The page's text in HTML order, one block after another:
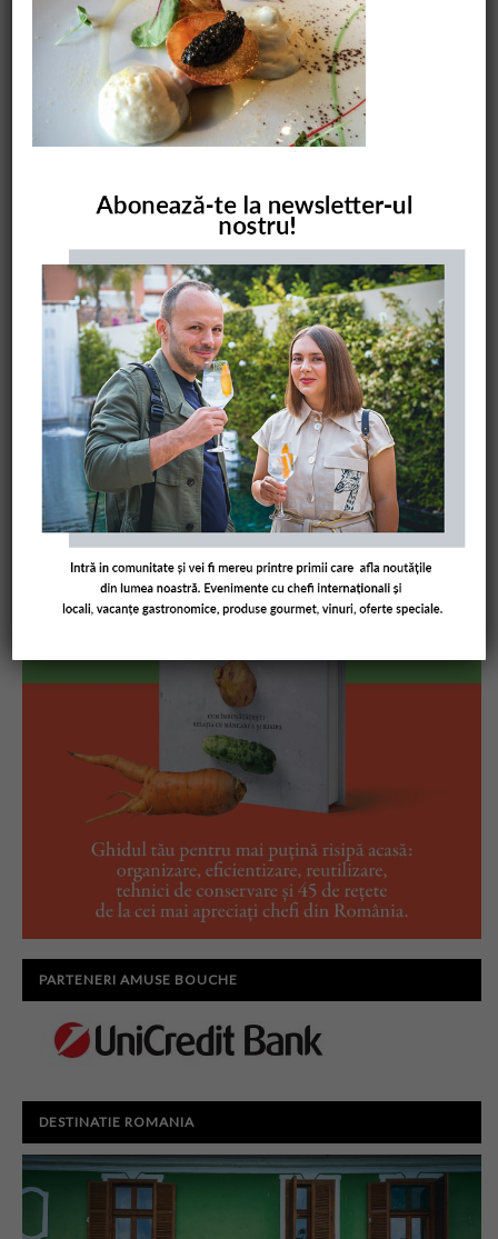
CAUTARE
COMANDĂ CARTEA NOASTRĂ
PARTENERI AMUSE BOUCHE
DESTINATIE ROMANIA